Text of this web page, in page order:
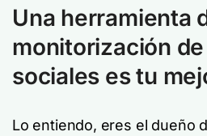
Una herramienta
monitorización
sociales es tu
Lo entiendo, eres el dueño